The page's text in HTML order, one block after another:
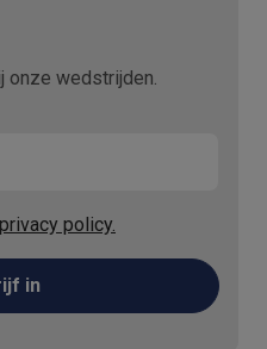
onze wedstrijden.
policy.
in